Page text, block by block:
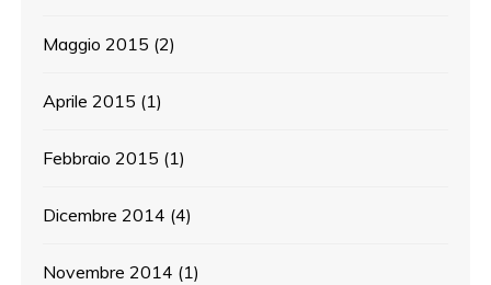
Maggio 2015 (2)
Aprile 2015 (1)
Febbraio 2015 (1)
Dicembre 2014 (4)
Novembre 2014 (1)